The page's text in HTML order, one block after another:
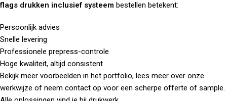
flags drukken inclusief systeem bestellen betekent:
Persoonlijk advies
Snelle levering
Professionele prepress-controle
Hoge kwaliteit, altijd consistent
Bekijk meer voorbeelden in het portfolio, lees meer over onze
werkwijze of neem contact op voor een scherpe offerte of sample.